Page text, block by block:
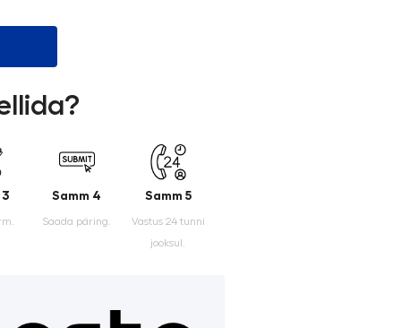
3 Samm 4
Saada päring.
Samm 5
Vastus 24 tunni
jooksul.